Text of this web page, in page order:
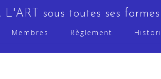
L'ART sous toutes ses formes
Membres Règlement